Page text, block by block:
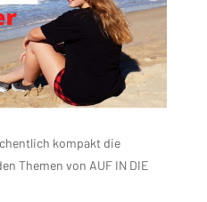
kompakt die
Themen von AUF IN DIE